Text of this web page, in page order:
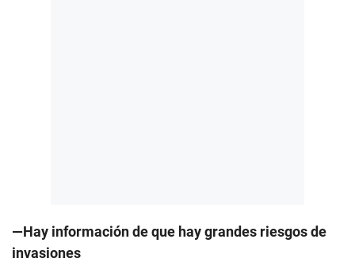
—Hay información de que hay grandes riesgos de
invasiones